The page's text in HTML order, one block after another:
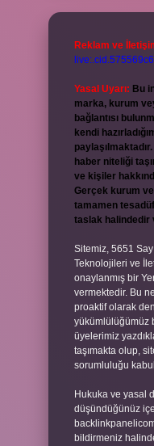
Reklam ve
Yasal Uyarı: Bu
marka, kurum
bağlantısı
kendi
haber niteliği
ve kişiler
Gerçek kurum
tamamen
taslak halindedir
Sitemiz, 5651
Teknolojileri ve
onaylanmış bir
vermektedir. Bu
proaktif olarak
yükümlülüğümüz
üyelerimiz
taşımakta olup,
sorumluluğu
Hukuka ve yasal
düşündüğünüz
bildirmeniz